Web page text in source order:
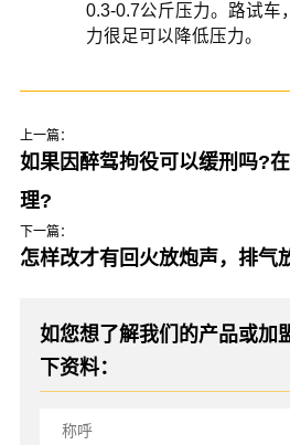
0.3-0.7公斤压力。路试车
力很足可以降低压力。
上一篇：
如果因醉驾拘役可以缓刑吗?
理?
下一篇：
怎样改才有回火放炮声，排气
如您想了解我们的产品或加
下资料：